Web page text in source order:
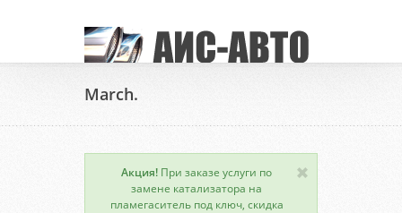
March.
Акция! При заказе услуги по
замене катализатора на
пламегаситель под ключ, скидка